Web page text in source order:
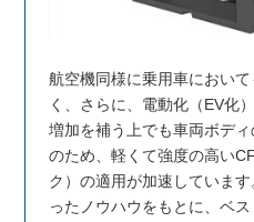
航空機同様に乗用車におい
く、さらに、電動化（EV化
増加を補う上でも車両ボデ
のため、軽くて強度の高い
ク）の適用が加速していま
ったノウハウをもとに、ベ